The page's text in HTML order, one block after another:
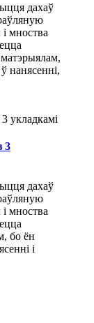
дахаў
і мноства
нанясенні,
3
дахаў
і мноства
бо ён
і